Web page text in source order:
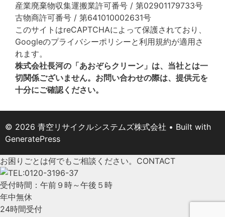
産業廃棄物収集運搬業許可番号 / 第02901179733号
古物商許可番号 / 第641010002631号
このサイトはreCAPTCHAによって保護されており、
Googleのプライバシーポリシーと利用規約が適用さ
れます。
株式会社長河の「あおぞらクリーン」は、当社とは一
切関係ございません。お問い合わせの際は、提供元を
十分にご確認ください。
© 2026 青空リサイクルシステムズ株式会社 • Built with
GeneratePress
お困りごとは何でもご相談ください。 CONTACT
受付時間：午前９時～午後５時
年中無休
24時間受付